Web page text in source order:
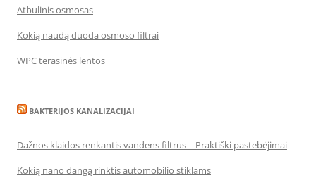
Atbulinis osmosas
Kokią naudą duoda osmoso filtrai
WPC terasinės lentos
BAKTERIJOS KANALIZACIJAI
Dažnos klaidos renkantis vandens filtrus – Praktiški pastebėjimai
Kokią nano dangą rinktis automobilio stiklams